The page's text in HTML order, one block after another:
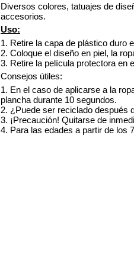
Diversos colores, tatuajes de
accesorios.
Uso:
1. Retire la capa de plástico duro
2. Coloque el diseño en piel, la
3. Retire la película protectora en
Consejos útiles:
1. En el caso de aplicarse a la
plancha durante 10 segundos.
2. ¿Puede ser reciclado después
3. ¡Precaución! Quitarse de
4. Para las edades a partir de los